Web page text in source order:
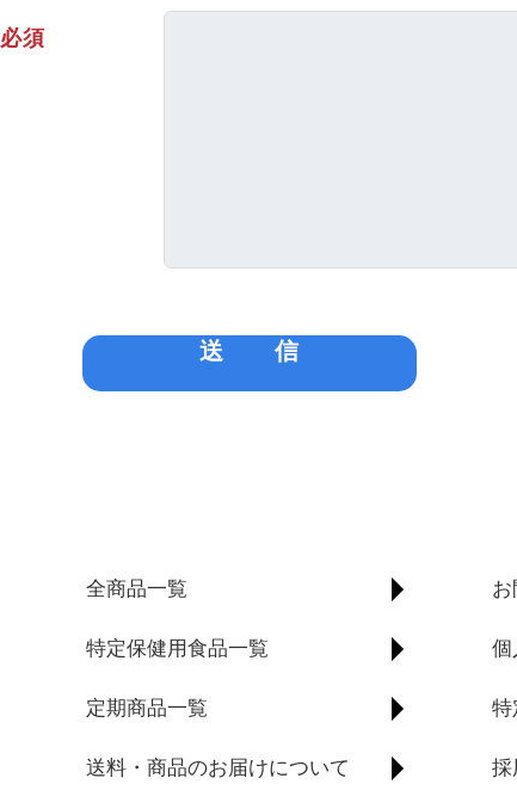
必須
送 信
全商品一覧
特定保健用食品一覧
定期商品一覧
送料・商品のお届けについて
お
個
特
採